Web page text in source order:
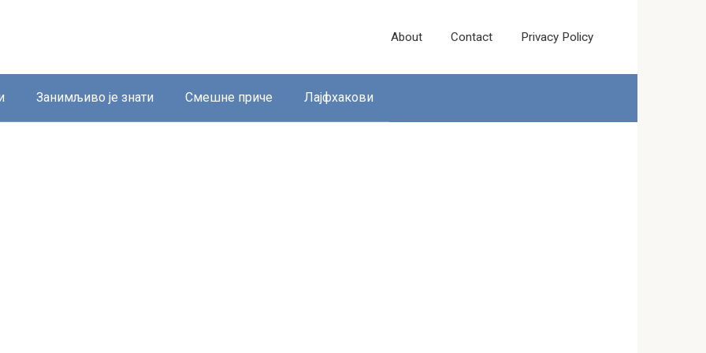
About Contact Privacy Policy
Занимљиво је знати Смешне приче Лајфхакови